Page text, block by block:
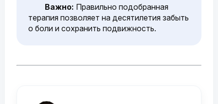
Важно: Правильно подобранная
терапия позволяет на десятилетия забыть
о боли и сохранить подвижность.